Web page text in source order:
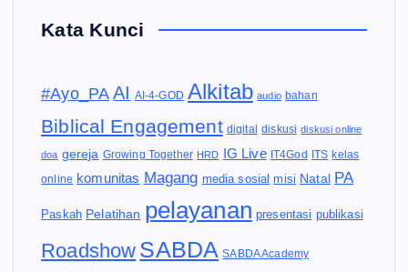
Kata Kunci
#Ayo_PA AI AI-4-GOD Alkitab audio bahan
Biblical Engagement digital diskusi diskusi online
doa gereja Growing Together HRD IG Live IT4God ITS kelas
online komunitas Magang media sosial misi Natal PA
Paskah Pelatihan pelayanan presentasi publikasi
Roadshow SABDA SABDA Academy